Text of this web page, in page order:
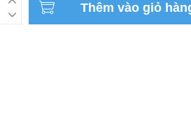
Thêm vào giỏ